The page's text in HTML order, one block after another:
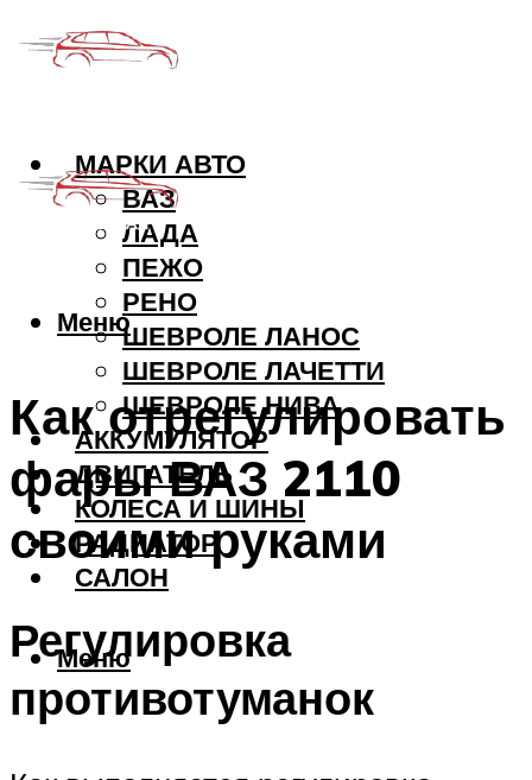
МАРКИ АВТО
ВАЗ
ЛАДА
ПЕЖО
РЕНО
ШЕВРОЛЕ ЛАНОС
ШЕВРОЛЕ ЛАЧЕТТИ
ШЕВРОЛЕ НИВА
АККУМУЛЯТОР
ДВИГАТЕЛЬ
КОЛЕСА И ШИНЫ
РАДИАТОР
САЛОН
Меню
Меню
Как отрегулировать
фары ВАЗ 2110
своими руками
Регулировка
противотуманок